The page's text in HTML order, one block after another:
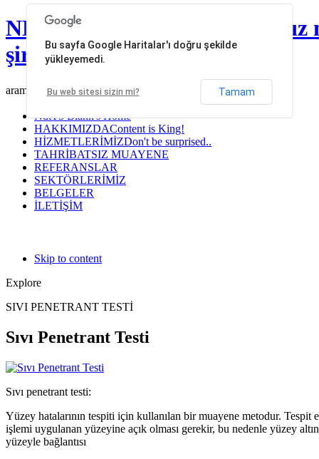
NDT Mühendislik |
şirketleri
arama...
NdtT3 Blank's Home
HAKKIMIZDAContent is King!
HİZMETLERİMİZDon't be surprised..
TAHRİBATSIZ MUAYENE
REFERANSLAR
SEKTÖRLERİMİZ
BELGELER
İLETİŞİM
Skip to content
Explore
SIVI PENETRANT TESTİ
Sıvı Penetrant Testi
Sıvı penetrant testi:
Yüzey hatalarının tespiti için kullanılan bir muayene metodur. Tespit
işlemi uygulanan yüzeyine açık olması gerekir, bu nedenle yüzey
yüzeyle bağlantısı
Bu sayfa Google Haritalar'ı doğru şekilde
yükleyemedi.
Bu web sitesi sizin mi? Tamam